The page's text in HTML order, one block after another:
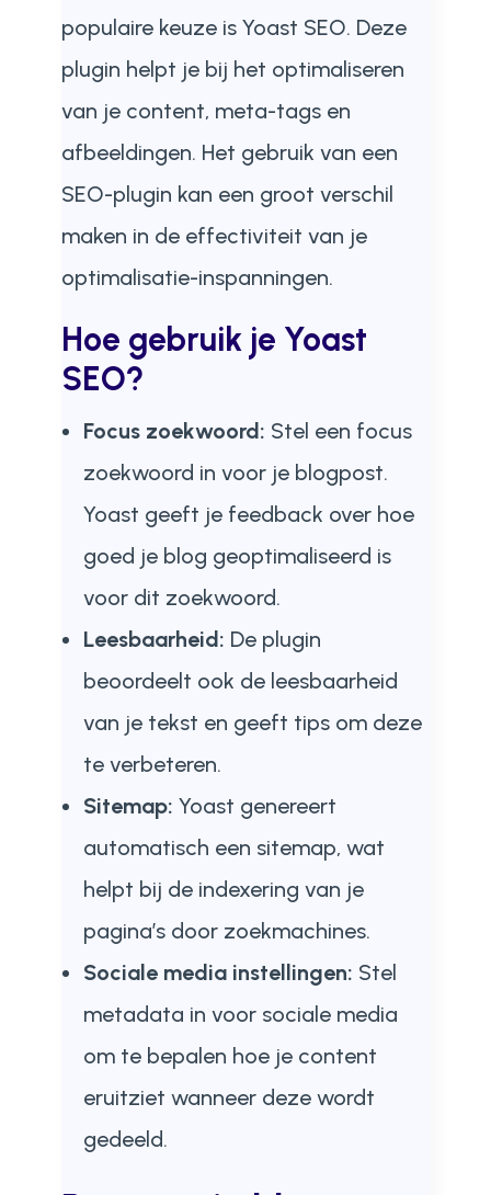
populaire keuze is Yoast SEO. Deze
plugin helpt je bij het optimaliseren
van je content, meta-tags en
afbeeldingen. Het gebruik van een
SEO-plugin kan een groot verschil
maken in de effectiviteit van je
optimalisatie-inspanningen.
Hoe gebruik je Yoast
SEO?
Focus zoekwoord: Stel een focus
zoekwoord in voor je blogpost.
Yoast geeft je feedback over hoe
goed je blog geoptimaliseerd is
voor dit zoekwoord.
Leesbaarheid: De plugin
beoordeelt ook de leesbaarheid
van je tekst en geeft tips om deze
te verbeteren.
Sitemap: Yoast genereert
automatisch een sitemap, wat
helpt bij de indexering van je
pagina’s door zoekmachines.
Sociale media instellingen: Stel
metadata in voor sociale media
om te bepalen hoe je content
eruitziet wanneer deze wordt
gedeeld.